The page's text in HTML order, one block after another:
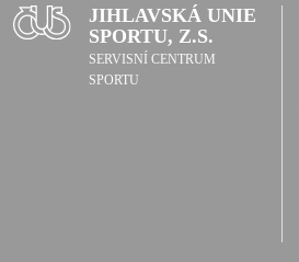
JIHLAVSKÁ UNIE
SPORTU, Z.S.
SERVISNÍ CENTRUM
SPORTU